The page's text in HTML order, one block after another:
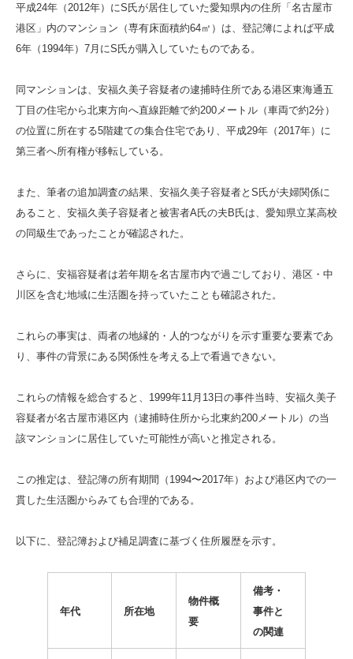
平成24年（2012年）にS氏が居住していた愛知県内の住所「名古屋市
港区」内のマンション（専有床面積約64㎡）は、登記簿によれば平成
6年（1994年）7月にS氏が購入していたものである。
同マンションは、安福久美子容疑者の逮捕時住所である港区東海通五
丁目の住宅から北東方向へ直線距離で約200メートル（車両で約2分）
の位置に所在する5階建ての集合住宅であり、平成29年（2017年）に
第三者へ所有権が移転している。
また、筆者の追加調査の結果、安福久美子容疑者とS氏が夫婦関係に
あること、安福久美子容疑者と被害者A氏の夫B氏は、愛知県立某高校
の同級生であったことが確認された。
さらに、安福容疑者は若年期を名古屋市内で過ごしており、港区・中
川区を含む地域に生活圏を持っていたことも確認された。
これらの事実は、両者の地縁的・人的つながりを示す重要な要素であ
り、事件の背景にある関係性を考える上で看過できない。
これらの情報を総合すると、1999年11月13日の事件当時、安福久美子
容疑者が名古屋市港区内（逮捕時住所から北東約200メートル）の当
該マンションに居住していた可能性が高いと推定される。
この推定は、登記簿の所有期間（1994〜2017年）および港区内での一
貫した生活圏からみても合理的である。
以下に、登記簿および補足調査に基づく住所履歴を示す。
年代 所在地
物件概
要
備考・
事件と
の関連